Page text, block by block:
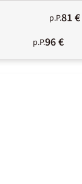
p.P.81 €
p.P.96 €